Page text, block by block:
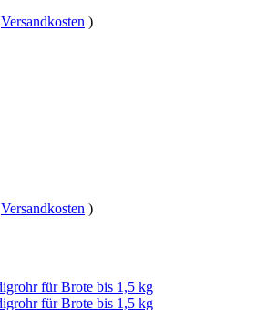
Versandkosten )
Versandkosten )